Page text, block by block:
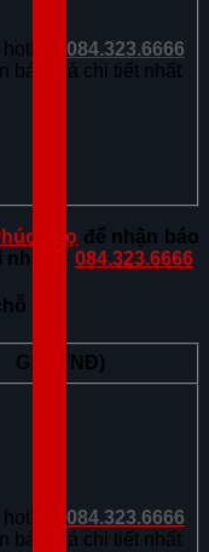
hotline 084.323.6666
báo giá chi tiết nhất
Thọ để nhận báo
nhất! – 084.323.6666
Giá (VNĐ)
hotline 084.323.6666
báo giá chi tiết nhất